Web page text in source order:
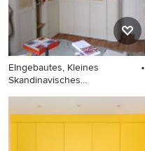
EIngebautes, Kleines
Skandinavisches
EIngebautes, Kleines
Skandinavisches